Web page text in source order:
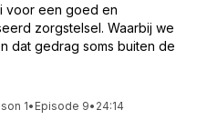
voor een goed en
zorgstelsel. Waarbij we
dat gedrag soms buiten de
1• Episode 9• 24:14